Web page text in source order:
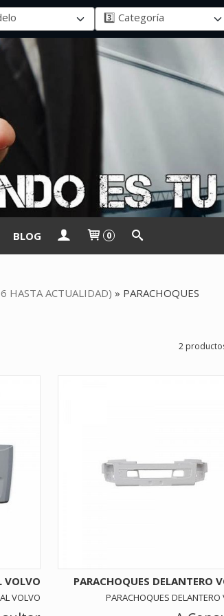
BLOG 0
HASTA ACTUALIDAD) » PARACHOQUES
2
VOLVO
VOLVO
PARACHOQUES DELANTERO
PARACHOQUES DELANTERO